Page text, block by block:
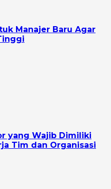
Manajer Baru Agar
yang Wajib Dimiliki
Tim dan Organisasi